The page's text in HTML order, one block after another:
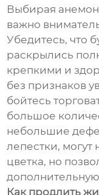
Выбирая
важно
Убедитесь, что
раскрылись
крепкими и
без признаков
бойтесь
большое
небольшие
лепестки, могут
цветка, но
дополнительную
Как продлить